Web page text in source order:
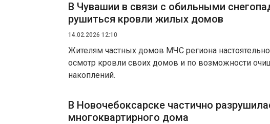
В Чувашии в связи с обильными
рушиться кровли жилых домов
14.02.2026 12:10
Жителям частных домов МЧС региона
осмотр кровли своих домов и по возможности
накоплений.
В Новочебоксарске частично
многоквартирного дома